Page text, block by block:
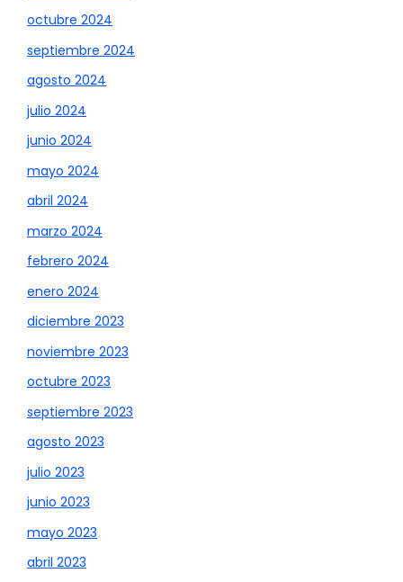
octubre 2024
septiembre 2024
agosto 2024
julio 2024
junio 2024
mayo 2024
abril 2024
marzo 2024
febrero 2024
enero 2024
diciembre 2023
noviembre 2023
octubre 2023
septiembre 2023
agosto 2023
julio 2023
junio 2023
mayo 2023
abril 2023